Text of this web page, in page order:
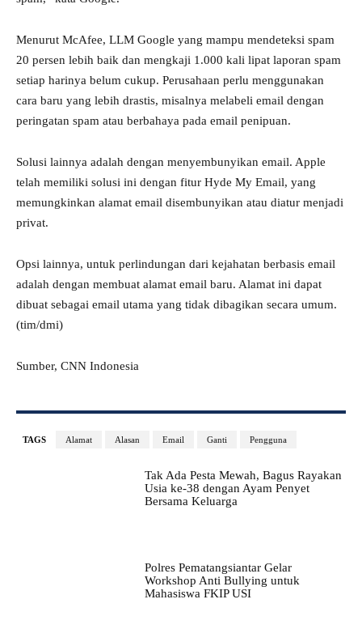
Menurut McAfee, LLM Google yang mampu mendeteksi spam
20 persen lebih baik dan mengkaji 1.000 kali lipat laporan spam
setiap harinya belum cukup. Perusahaan perlu menggunakan
cara baru yang lebih drastis, misalnya melabeli email dengan
peringatan spam atau berbahaya pada email penipuan.
Solusi lainnya adalah dengan menyembunyikan email. Apple
telah memiliki solusi ini dengan fitur Hyde My Email, yang
memungkinkan alamat email disembunyikan atau diatur menjadi
privat.
Opsi lainnya, untuk perlindungan dari kejahatan berbasis email
adalah dengan membuat alamat email baru. Alamat ini dapat
dibuat sebagai email utama yang tidak dibagikan secara umum.
(tim/dmi)
Sumber, CNN Indonesia
TAGS Alamat Alasan Email Ganti Pengguna
Tak Ada Pesta Mewah, Bagus Rayakan
Usia ke-38 dengan Ayam Penyet
Bersama Keluarga
Polres Pematangsiantar Gelar
Workshop Anti Bullying untuk
Mahasiswa FKIP USI